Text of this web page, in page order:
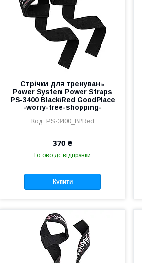
Стрічки для тренувань
Power System Power Straps
PS-3400 Black/Red GoodPlace
-worry-free-shopping-
PS-3400_Bl/Red
370 ₴
Готово до відправки
Купити